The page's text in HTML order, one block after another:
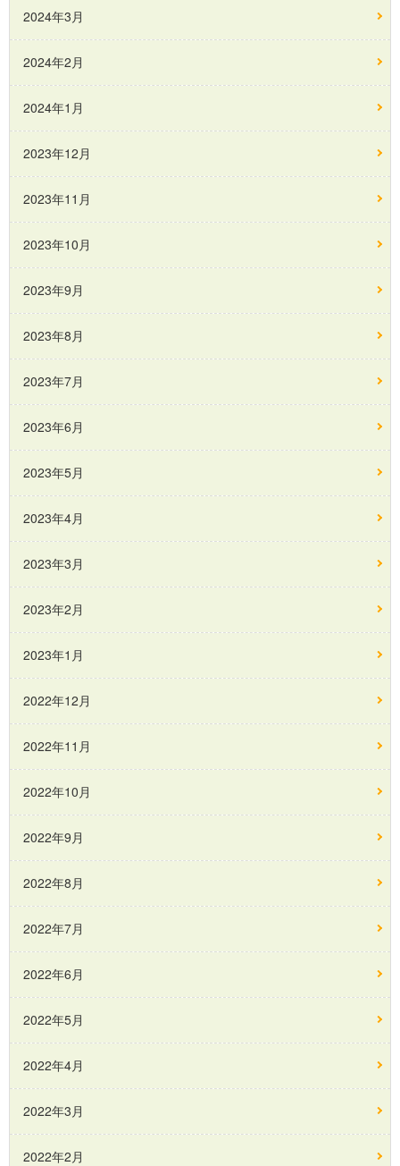
2024年3月
2024年2月
2024年1月
2023年12月
2023年11月
2023年10月
2023年9月
2023年8月
2023年7月
2023年6月
2023年5月
2023年4月
2023年3月
2023年2月
2023年1月
2022年12月
2022年11月
2022年10月
2022年9月
2022年8月
2022年7月
2022年6月
2022年5月
2022年4月
2022年3月
2022年2月